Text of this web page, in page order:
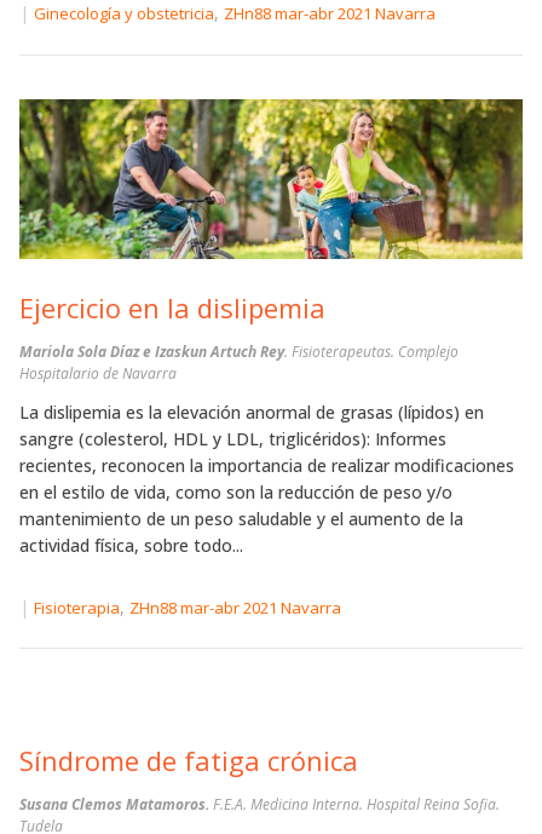
| Ginecología y obstetricia, ZHn88 mar-abr 2021 Navarra
Ejercicio en la dislipemia
Mariola Sola Díaz e Izaskun Artuch Rey. Fisioterapeutas. Complejo
Hospitalario de Navarra
La dislipemia es la elevación anormal de grasas (lípidos) en
sangre (colesterol, HDL y LDL, triglicéridos): Informes
recientes, reconocen la importancia de realizar modificaciones
en el estilo de vida, como son la reducción de peso y/o
mantenimiento de un peso saludable y el aumento de la
actividad física, sobre todo...
| Fisioterapia, ZHn88 mar-abr 2021 Navarra
Síndrome de fatiga crónica
Susana Clemos Matamoros. F.E.A. Medicina Interna. Hospital Reina Sofia.
Tudela